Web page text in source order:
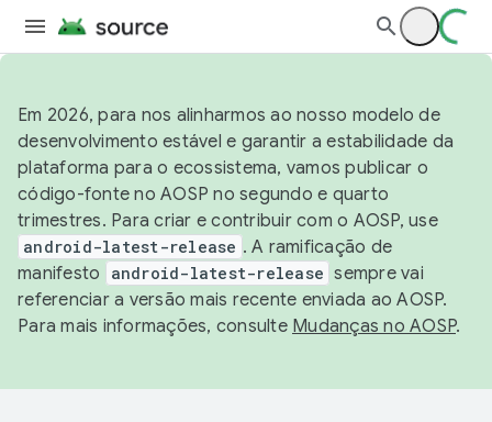
Em 2026, para nos alinharmos ao nosso modelo de
desenvolvimento estável e garantir a estabilidade da
plataforma para o ecossistema, vamos publicar o
código-fonte no AOSP no segundo e quarto
trimestres. Para criar e contribuir com o AOSP, use
android-latest-release . A ramificação de
manifesto
android-latest-release sempre vai
referenciar a versão mais recente enviada ao AOSP.
Para mais informações, consulte Mudanças no AOSP.